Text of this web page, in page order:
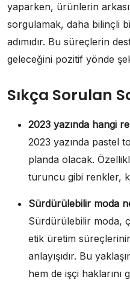
yaparken, ürünlerin
sorgulamak, daha bilinçli
adımıdır. Bu süreçlerin
geleceğini pozitif yönde
Sıkça Sorulan
2023 yazında hangi
2023 yazında pastel
planda olacak.
turuncu gibi renkler,
Sürdürülebilir moda
Sürdürülebilir moda,
etik üretim
anlayışıdır. Bu
hem de işçi haklarını